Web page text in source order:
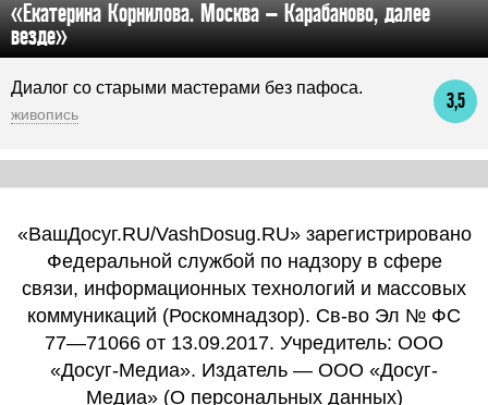
«Екатерина Корнилова. Москва – Карабаново, далее
везде»
3,5
Диалог со старыми мастерами без пафоса.
живопись
«ВашДосуг.RU/VashDosug.RU» зарегистрировано
Федеральной службой по надзору в сфере
связи, информационных технологий и массовых
коммуникаций (Роскомнадзор). Св-во Эл № ФС
77—71066 от 13.09.2017. Учредитель: ООО
«Досуг-Медиа». Издатель — ООО «Досуг-
Медиа» (О персональных данных)